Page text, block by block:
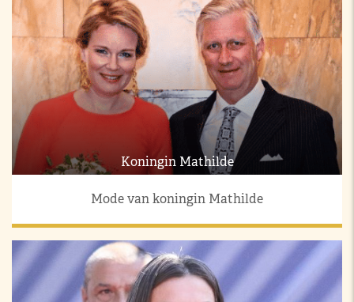
Koningin Mathilde
Mode van koningin Mathilde